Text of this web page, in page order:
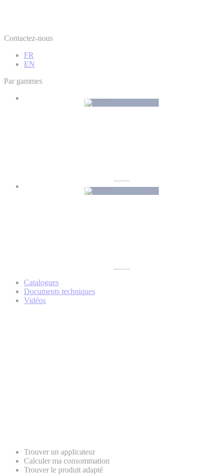
Contactez-nous
FR
EN
Par gammes
Traitement du béton
Entretien du matériel
Catalogues
Documents techniques
Vidéos
Trouver un applicateur
Calculer ma consommation
Trouver le produit adapté